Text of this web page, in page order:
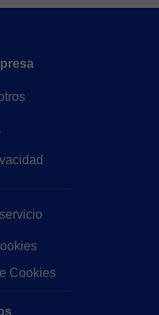
Cookies